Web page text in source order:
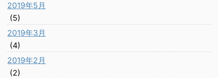
2019年5月
(5)
2019年3月
(4)
2019年2月
(2)